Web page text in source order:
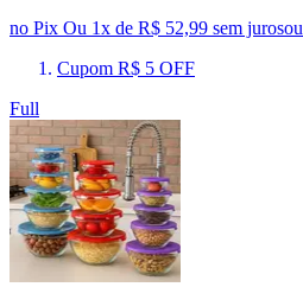
no Pix Ou 1x de R$ 52,99 sem jurosou
Cupom R$ 5 OFF
Full